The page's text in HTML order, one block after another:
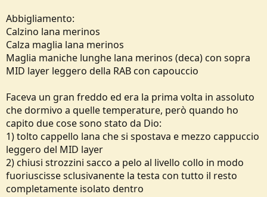
Abbigliamento:
Calzino lana merinos
Calza maglia lana merinos
Maglia maniche lunghe lana merinos (deca) con sopra
MID layer leggero della RAB con capouccio
Faceva un gran freddo ed era la prima volta in assoluto
che dormivo a quelle temperature, però quando ho
capito due cose sono stato da Dio:
1) tolto cappello lana che si spostava e mezzo cappuccio
leggero del MID layer
2) chiusi strozzini sacco a pelo al livello collo in modo
fuoriuscisse sclusivanente la testa con tutto il resto
completamente isolato dentro